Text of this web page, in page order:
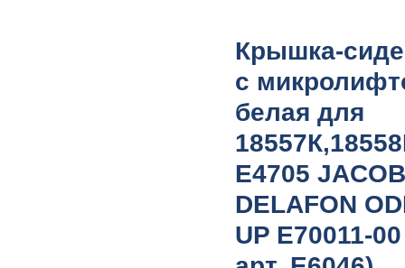
Крышка-
с
белая для
E4705 JACOB
DELAFON
UP E70011-